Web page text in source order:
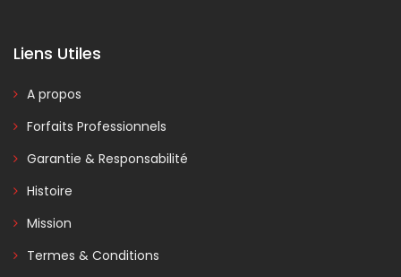
Liens Utiles
A propos
Forfaits Professionnels
Garantie & Responsabilité
Histoire
Mission
Termes & Conditions